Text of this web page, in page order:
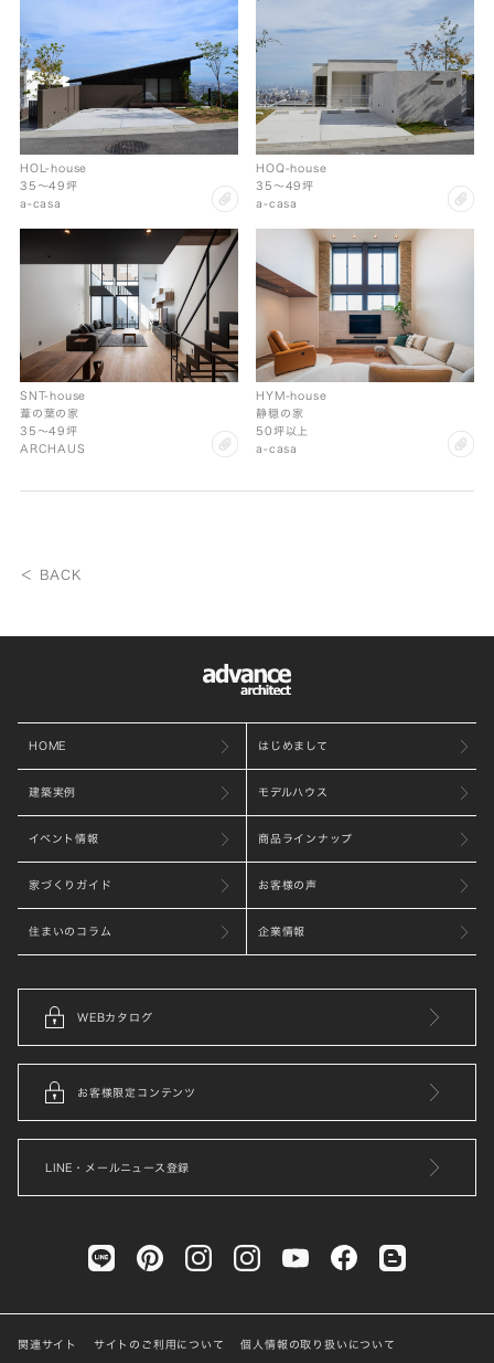
HOL-house
35〜49坪
a-casa
HOQ-house
35〜49坪
a-casa
SNT-house
葦の葉の家
35〜49坪
ARCHAUS
HYM-house
静穏の家
50坪以上
a-casa
＜ BACK
HOME はじめまして
建築実例 モデルハウス
イベント情報 商品ラインナップ
家づくりガイド お客様の声
住まいのコラム 企業情報
WEBカタログ
お客様限定コンテンツ
LINE・メールニュース登録
関連サイト サイトのご利用について 個人情報の取り扱いについて